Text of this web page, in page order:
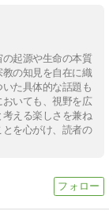
起源や生命の本質
の知見を自在に織
た具体的な話題も
いても、視野を広
える楽しさを兼ね
を心がけ、読者の